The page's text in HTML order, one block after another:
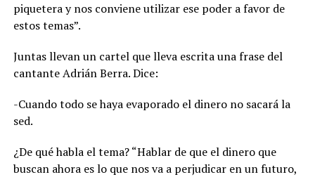
piquetera y nos conviene utilizar ese poder a favor de
estos temas”.
Juntas llevan un cartel que lleva escrita una frase del
cantante Adrián Berra. Dice:
-Cuando todo se haya evaporado el dinero no sacará la
sed.
¿De qué habla el tema? “Hablar de que el dinero que
buscan ahora es lo que nos va a perjudicar en un futuro,